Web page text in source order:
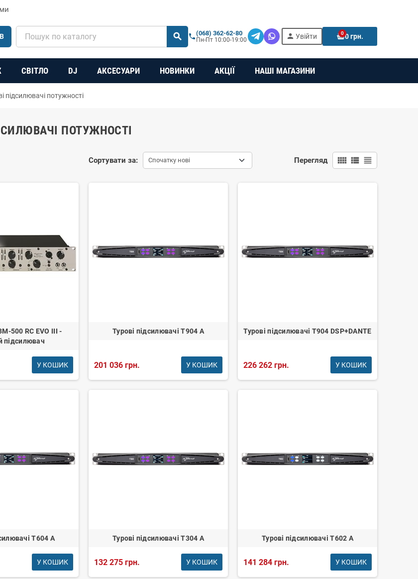
search person Увійти 00 грн.
phone(068) 362-62-80
Пн-Пт 10:00-19:00
СВІТЛО DJ АКСЕСУАРИ НОВИНКИ АКЦІЇ НАШІ МАГАЗИНИ
підсилювачі потужності
ПОТУЖНОСТІ
Сортувати за: Спочатку нові Перегляд view_comfy view_list view_headline
500 RC EVO III -
підсилювач
У КОШИК
Турові підсилювачі T904 A
201 036 грн. У КОШИК
Турові підсилювачі T904 DSP+DANTE
226 262 грн. У КОШИК
T604 A
У КОШИК
Турові підсилювачі T304 A
132 275 грн. У КОШИК
Турові підсилювачі T602 A
141 284 грн. У КОШИК